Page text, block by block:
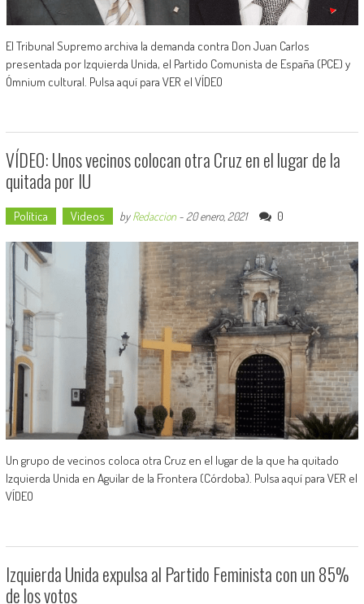
El Tribunal Supremo archiva la demanda contra Don Juan Carlos
presentada por Izquierda Unida, el Partido Comunista de España (PCE) y
Ómnium cultural. Pulsa aquí para VER el VÍDEO
VÍDEO: Unos vecinos colocan otra Cruz en el lugar de la
quitada por IU
Política Videos byRedaccion-20 enero, 2021 0
Un grupo de vecinos coloca otra Cruz en el lugar de la que ha quitado
Izquierda Unida en Aguilar de la Frontera (Córdoba). Pulsa aquí para VER el
VÍDEO
Izquierda Unida expulsa al Partido Feminista con un 85%
de los votos